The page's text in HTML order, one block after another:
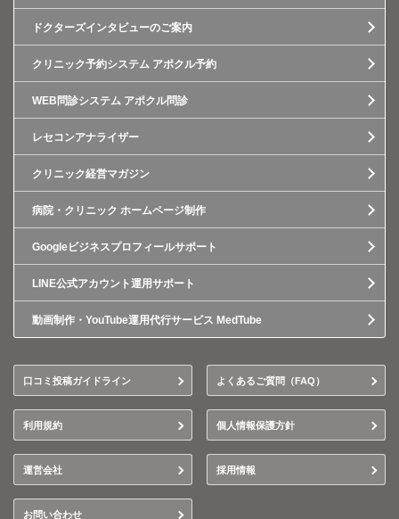
ドクターズインタビューのご案内
クリニック予約システム アポクル予約
WEB問診システム アポクル問診
レセコンアナライザー
クリニック経営マガジン
病院・クリニック ホームページ制作
Googleビジネスプロフィールサポート
LINE公式アカウント運用サポート
動画制作・YouTube運用代行サービス MedTube
口コミ投稿ガイドライン よくあるご質問（FAQ）
利用規約 個人情報保護方針
運営会社 採用情報
お問い合わせ